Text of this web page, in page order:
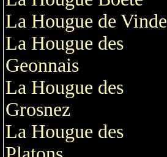
La Hougue de Vinde
La Hougue des
Geonnais
La Hougue des
Grosnez
La Hougue des